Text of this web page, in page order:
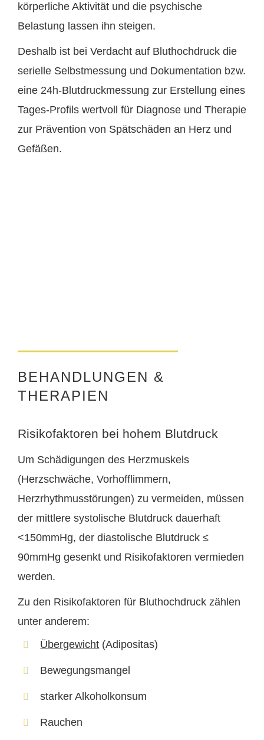
körperliche Aktivität und die psychische
Belastung lassen ihn steigen.
Deshalb ist bei Verdacht auf Bluthochdruck die
serielle Selbstmessung und Dokumentation bzw.
eine 24h-Blutdruckmessung zur Erstellung eines
Tages-Profils wertvoll für Diagnose und Therapie
zur Prävention von Spätschäden an Herz und
Gefäßen.
BEHANDLUNGEN &
THERAPIEN
Risikofaktoren bei hohem Blutdruck
Um Schädigungen des Herzmuskels
(Herzschwäche, Vorhofflimmern,
Herzrhythmusstörungen) zu vermeiden, müssen
der mittlere systolische Blutdruck dauerhaft
<150mmHg, der diastolische Blutdruck ≤
90mmHg gesenkt und Risikofaktoren vermieden
werden.
Zu den Risikofaktoren für Bluthochdruck zählen
unter anderem:
Übergewicht (Adipositas)
Bewegungsmangel
starker Alkoholkonsum
Rauchen